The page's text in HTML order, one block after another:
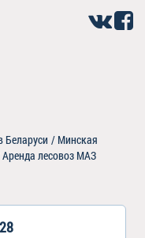
Беларуси / Минская
Аренда лесовоз МАЗ